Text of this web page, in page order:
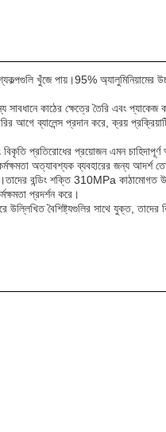
খুঁজে পায়।95% অ্যালুমিনিয়ামের
সাবধানে কাঠের ক্ষেত্রে তৈরি এবং
আগে ব্যালেন্স প্রদান করে, ক্রয়
প্রতিরোধের প্রয়োজন এমন চাহিদাপূর্ণ
অত্যাবশ্যক ব্যবহারের জন্য আদর্শ
বন্ডিং শক্তি 310MPa কাঠামোগত
প্রদর্শন করে।
উল্লিখিত বৈশিষ্ট্যগুলির সাথে যুক্ত, তাদের